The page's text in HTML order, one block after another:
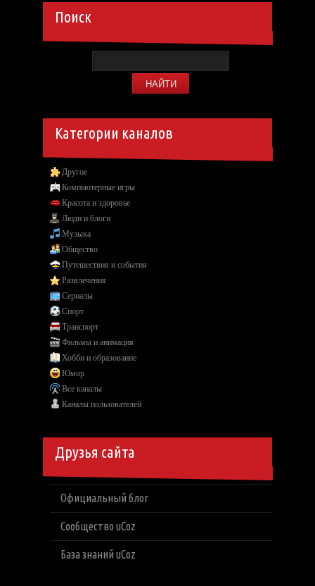
Поиск
Категории каналов
Другое
Компьютерные игры
Красота и здоровье
Люди и блоги
Музыка
Общество
Путешествия и события
Развлечения
Сериалы
Спорт
Транспорт
Фильмы и анимация
Хобби и образование
Юмор
Все каналы
Каналы пользователей
Друзья сайта
Официальный блог
Сообщество uCoz
База знаний uCoz